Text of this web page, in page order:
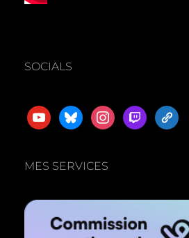
SOCIALS
youtubeblueskyinstagram
twitchadmin-
MES SERVICES